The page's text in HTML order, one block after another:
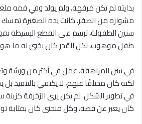
بدايته لم تكن مرفهة، ولم يولد وفي فمه
مشواره من الصفر. كانت يده الصغيرة تمسك
سنين الطفولة، ترسم على القطع البسيطة
طفل موهوب، لكن القدر كان يخبئ له ما
في سن المراهقة، عمل في أكثر من ورشة
لكنه كان مختلفًا عنهم، لا يكتفي بالتنفيذ
في تطوير الشكل. لم يكن يرى الزخرفة
كان يعبر عن قصة، وكل منحنى كان بمثابة